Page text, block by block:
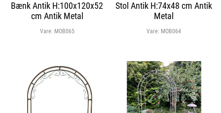
Bænk Antik H:100x120x52
cm Antik Metal
Vare: MOB065
Stol Antik H:74x48 cm Antik
Metal
Vare: MOB064